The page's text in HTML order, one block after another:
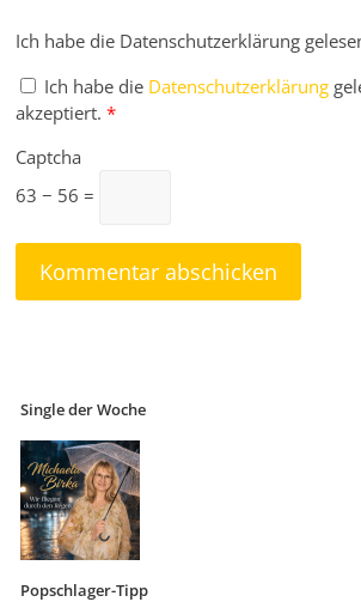
Ich habe die Datenschutzerklärung
Ich habe die Datenschutzerklärung
akzeptiert. *
Captcha
63 − 56 =
Single der Woche
Popschlager-Tipp